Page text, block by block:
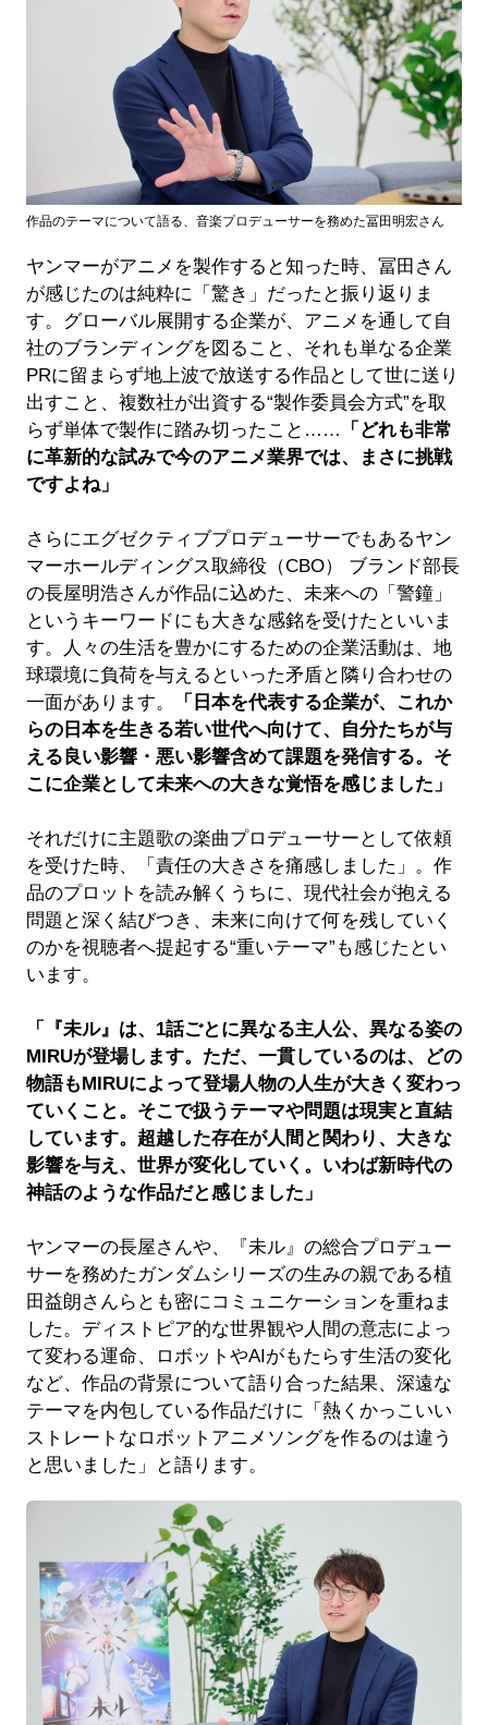
作品のテーマについて語る、音楽プロデューサーを務めた冨田明宏さん
ヤンマーがアニメを製作すると知った時、冨田さん
が感じたのは純粋に「驚き」だったと振り返りま
す。グローバル展開する企業が、アニメを通して自
社のブランディングを図ること、それも単なる企業
PRに留まらず地上波で放送する作品として世に送り
出すこと、複数社が出資する“製作委員会方式”を取
らず単体で製作に踏み切ったこと…… 「どれも非常
に革新的な試みで今のアニメ業界では、まさに挑戦
ですよね」
さらにエグゼクティブプロデューサーでもあるヤン
マーホールディングス取締役（CBO） ブランド部長
の長屋明浩さんが作品に込めた、未来への「警鐘」
というキーワードにも大きな感銘を受けたといいま
す。人々の生活を豊かにするための企業活動は、地
球環境に負荷を与えるといった矛盾と隣り合わせの
一面があります。
「日本を代表する企業が、これか
らの日本を生きる若い世代へ向けて、自分たちが与
える良い影響・悪い影響含めて課題を発信する。そ
こに企業として未来への大きな覚悟を感じました」
それだけに主題歌の楽曲プロデューサーとして依頼
を受けた時、「責任の大きさを痛感しました」。作
品のプロットを読み解くうちに、現代社会が抱える
問題と深く結びつき、未来に向けて何を残していく
のかを視聴者へ提起する“重いテーマ”も感じたとい
います。
「『未ル』は、1話ごとに異なる主人公、異なる姿の
MIRUが登場します。ただ、一貫しているのは、どの
物語もMIRUによって登場人物の人生が大きく変わっ
ていくこと。そこで扱うテーマや問題は現実と直結
しています。超越した存在が人間と関わり、大きな
影響を与え、世界が変化していく。いわば新時代の
神話のような作品だと感じました」
ヤンマーの長屋さんや、『未ル』の総合プロデュー
サーを務めたガンダムシリーズの生みの親である植
田益朗さんらとも密にコミュニケーションを重ねま
した。ディストピア的な世界観や人間の意志によっ
て変わる運命、ロボットやAIがもたらす生活の変化
など、作品の背景について語り合った結果、深遠な
テーマを内包している作品だけに「熱くかっこいい
ストレートなロボットアニメソングを作るのは違う
と思いました」と語ります。